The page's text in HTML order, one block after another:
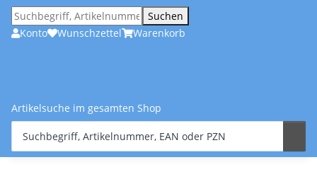
Suchen
Konto
Wunschzettel Warenkorb
Artikelsuche im gesamten Shop